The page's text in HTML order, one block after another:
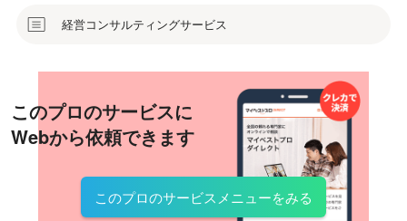
経営コンサルティングサービス
このプロのサービスに
Webから依頼できます
このプロのサービスメニューをみる